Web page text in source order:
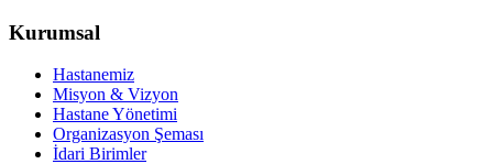
Kurumsal
Hastanemiz
Misyon & Vizyon
Hastane Yönetimi
Organizasyon Şeması
İdari Birimler